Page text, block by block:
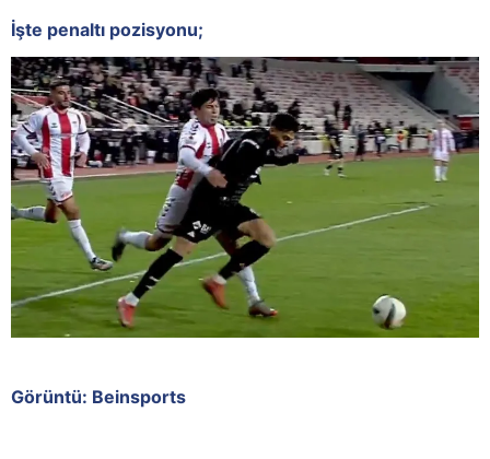
İşte penaltı pozisyonu;
Görüntü: Beinsports